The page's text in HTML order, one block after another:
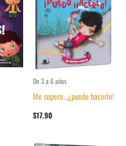
De 3 a 6 años
Me supero…¿puedo hacerlo!
$17.90